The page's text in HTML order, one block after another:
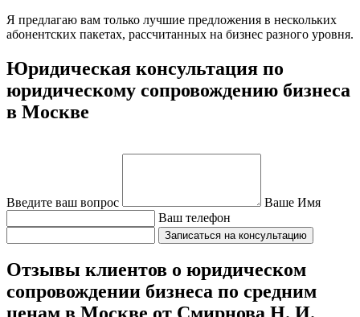
Я предлагаю вам только лучшие предложения в нескольких
абонентских пакетах, рассчитанных на бизнес разного уровня.
Юридическая консультация по
юридическому сопровождению бизнеса
в Москве
Введите ваш вопрос
Ваше Имя
Ваш телефон
Отзывы клиентов о юридическом
сопровождении бизнеса по средним